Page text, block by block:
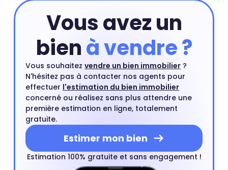
du quartier.
Vous avez un
bienà vendre ?
Vous souhaitez vendre un bien immobilier ?
N'hésitez pas à contacter nos agents pour
effectuer l'estimation du bien immobilier
concerné ou réalisez sans plus attendre une
première estimation en ligne, totalement
gratuite.
Estimer mon bien
Estimation 100% gratuite et sans engagement !